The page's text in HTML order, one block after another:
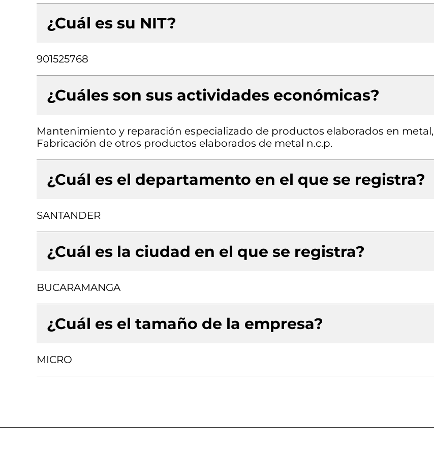
¿Cuál es su NIT?
901525768
¿Cuáles son sus actividades económicas?
Mantenimiento y reparación especializado de productos elaborados en metal,
Fabricación de otros productos elaborados de metal n.c.p.
¿Cuál es el departamento en el que se registra?
SANTANDER
¿Cuál es la ciudad en el que se registra?
BUCARAMANGA
¿Cuál es el tamaño de la empresa?
MICRO